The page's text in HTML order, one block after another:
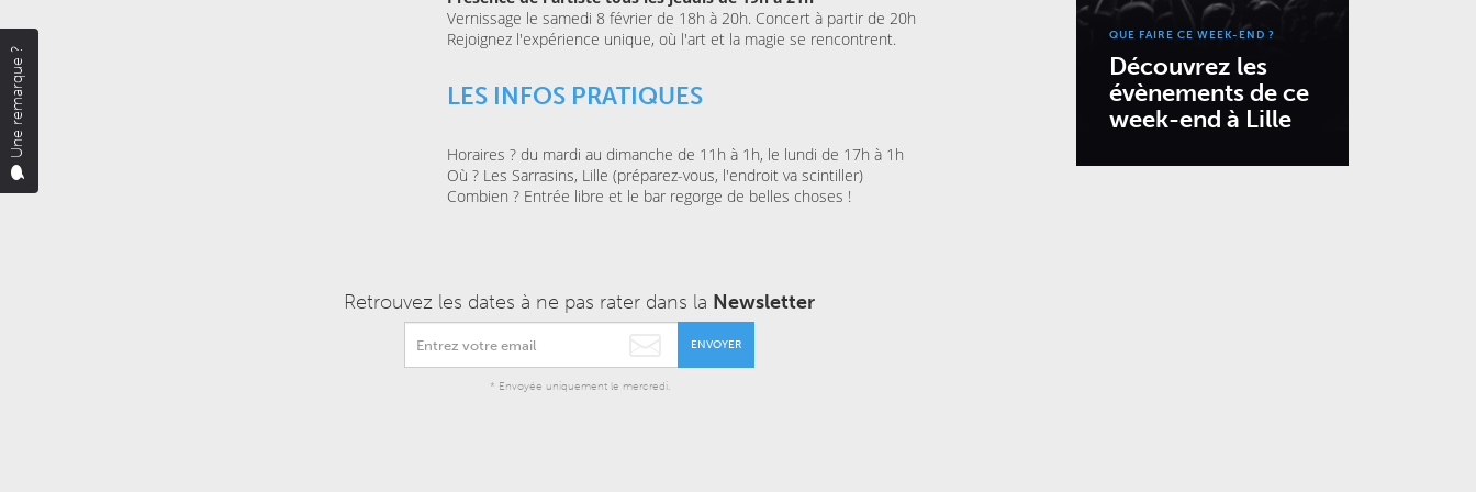
Vernissage le samedi 8 février de 18h à 20h. Concert à partir de 20h
Rejoignez l'expérience unique, où l'art et la magie se rencontrent.
LES INFOS PRATIQUES
Horaires ? du mardi au dimanche de 11h à 1h, le lundi de 17h à 1h
Où ? Les Sarrasins, Lille (préparez-vous, l'endroit va scintiller)
Combien ? Entrée libre et le bar regorge de belles choses !
Retrouvez les dates à ne pas rater dans la Newsletter
ENVOYER
* Envoyée uniquement le mercredi.
QUE FAIRE CE WEEK-END ?
Découvrez les
évènements de ce
week-end à Lille
Une remarque ?